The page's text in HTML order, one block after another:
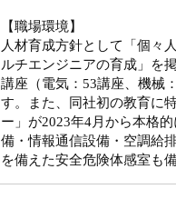
【職場環境】
人材育成方針として「個々
ルチエンジニアの育成」を
講座（電気：53講座、機械
す。また、同社初の教育に
ー」が2023年4月から本格
備・情報通信設備・空調給
を備えた安全危険体感室も